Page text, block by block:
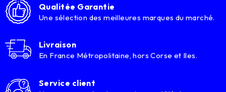
Qualitée Garantie
Une sélection des meilleures marques du marché.
Livraison
En France Métropolitaine, hors Corse et Iles.
Service client